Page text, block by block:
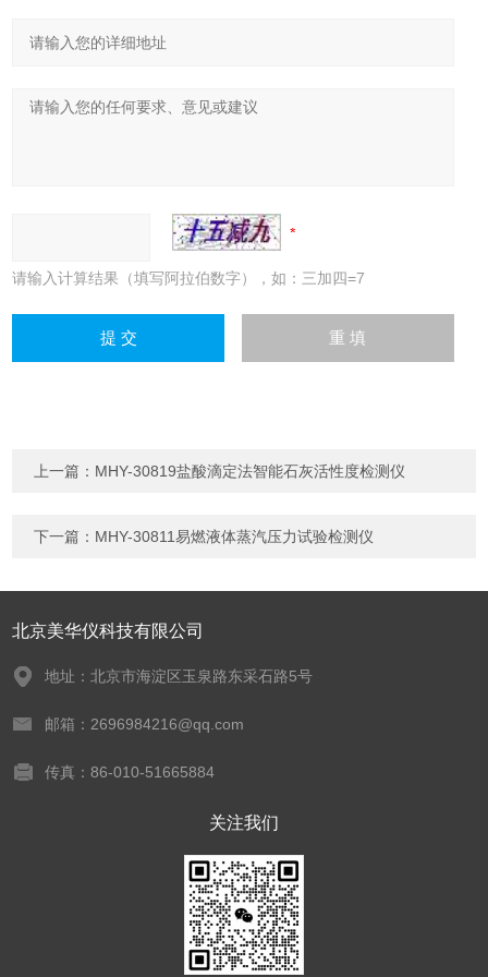
请输入计算结果（填写阿拉伯数字），如：三加四=7
上一篇： MHY-30819盐酸滴定法智能石灰活性度检测仪
下一篇： MHY-30811易燃液体蒸汽压力试验检测仪
北京美华仪科技有限公司
地址：北京市海淀区玉泉路东采石路5号
邮箱：2696984216@qq.com
传真：86-010-51665884
关注我们